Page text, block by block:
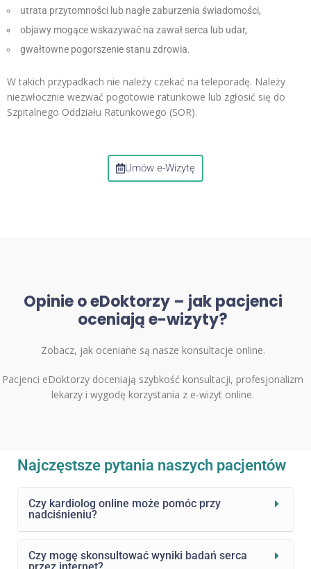
utrata przytomności lub nagłe zaburzenia świadomości,
objawy mogące wskazywać na zawał serca lub udar,
gwałtowne pogorszenie stanu zdrowia.
W takich przypadkach nie należy czekać na teleporadę. Należy
niezwłocznie wezwać pogotowie ratunkowe lub zgłosić się do
Szpitalnego Oddziału Ratunkowego (SOR).
Umów e-Wizytę
Opinie o eDoktorzy – jak pacjenci
oceniają e-wizyty?
Zobacz, jak oceniane są nasze konsultacje online.
Pacjenci eDoktorzy doceniają szybkość konsultacji, profesjonalizm
lekarzy i wygodę korzystania z e-wizyt online.
Najczęstsze pytania naszych pacjentów
Czy kardiolog online może pomóc przy
nadciśnieniu?
Czy mogę skonsultować wyniki badań serca